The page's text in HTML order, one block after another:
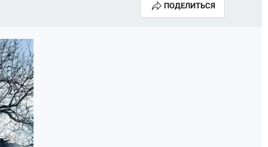
ПОДЕЛИТЬСЯ